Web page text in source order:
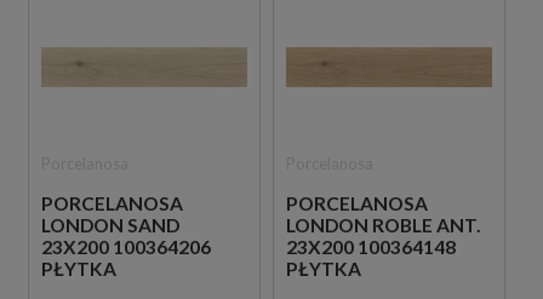
PORCELANOSA
LONDON SAND
23X200 100364206
PŁYTKA
PORCELANOSA
LONDON ROBLE ANT.
23X200 100364148
PŁYTKA